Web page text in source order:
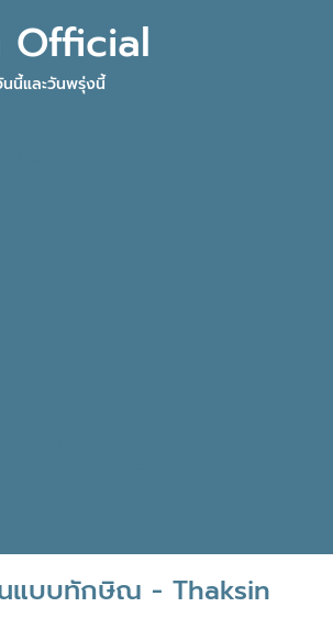
Official
นนี้และวันพรุ่งนี้
แบบทักษิณ - Thaksin